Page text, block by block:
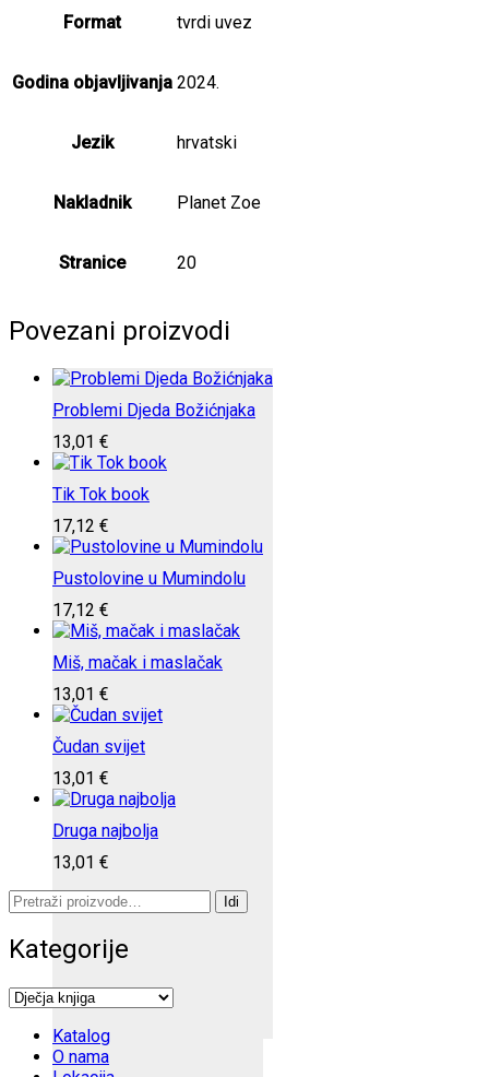
Format tvrdi uvez
Godina objavljivanja 2024.
Jezik hrvatski
Nakladnik Planet Zoe
Stranice 20
Povezani proizvodi
Problemi Djeda Božićnjaka
13,01 €
Tik Tok book
17,12 €
Pustolovine u Mumindolu
17,12 €
Miš, mačak i maslačak
13,01 €
Čudan svijet
13,01 €
Druga najbolja
13,01 €
Pretraži:
Idi
Kategorije
Katalog
O nama